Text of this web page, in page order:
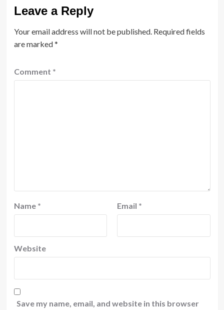
Leave a Reply
Your email address will not be published. Required fields
are marked*
Comment *
Name * Email *
Website
Save my name, email, and website in this browser